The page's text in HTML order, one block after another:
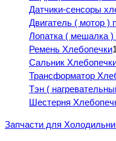
Датчики-сенсоры
Двигатель ( мотор )
Лопатка ( мешалка )
Ремень Хлебопечки
Сальник
Трансформатор
Тэн (
Шестерня
Запчасти для